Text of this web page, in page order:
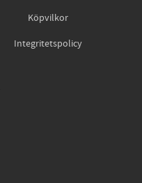
Köpvilkor
Integritetspolicy